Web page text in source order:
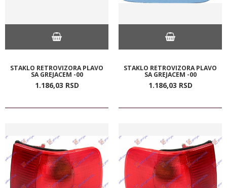
STAKLO RETROVIZORA PLAVO
SA GREJACEM -00
1.186,03 RSD
STAKLO RETROVIZORA PLAVO
SA GREJACEM -00
1.186,03 RSD